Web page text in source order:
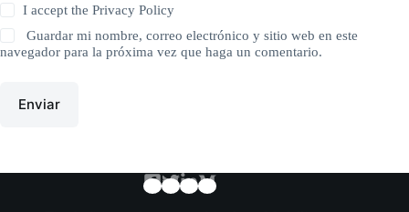
I accept thePrivacy Policy
Guardar mi nombre, correo electrónico y sitio web en este
navegador para la próxima vez que haga un comentario.
Enviar